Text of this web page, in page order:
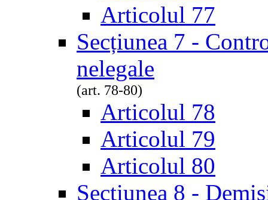
Articolul 77
Secțiunea 7 -
nelegale
(art. 78-80)
Articolul 78
Articolul 79
Articolul 80
Secțiunea 8 -